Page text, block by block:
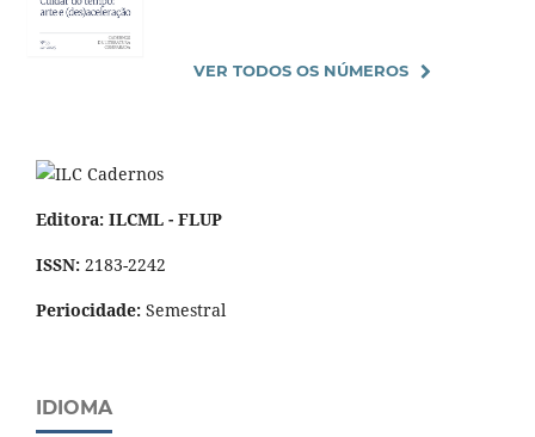
VER TODOS OS NÚMEROS
Editora: ILCML - FLUP
ISSN: 2183-2242
Periocidade: Semestral
IDIOMA